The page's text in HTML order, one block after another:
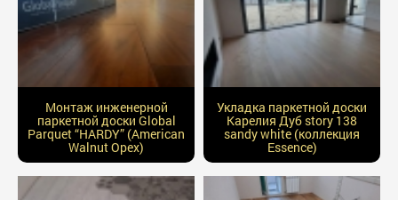
Монтаж инженерной
паркетной доски Global
Parquet “HARDY” (American
Walnut Орех)
Укладка паркетной доски
Карелия Дуб story 138
sandy white (коллекция
Essence)